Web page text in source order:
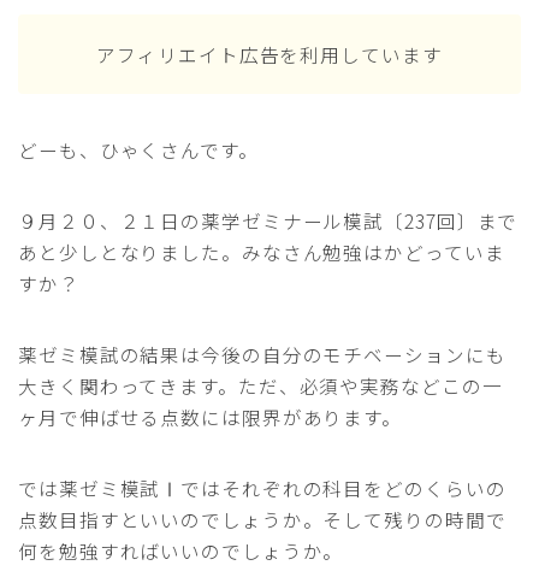
アフィリエイト広告を利用しています
どーも、ひゃくさんです。
９月２０、２１日の薬学ゼミナール模試〔237回〕まで
あと少しとなりました。みなさん勉強はかどっていま
すか？
薬ゼミ模試の結果は今後の自分のモチベーションにも
大きく関わってきます。ただ、必須や実務などこの一
ヶ月で伸ばせる点数には限界があります。
では薬ゼミ模試Ⅰではそれぞれの科目をどのくらいの
点数目指すといいのでしょうか。そして残りの時間で
何を勉強すればいいのでしょうか。